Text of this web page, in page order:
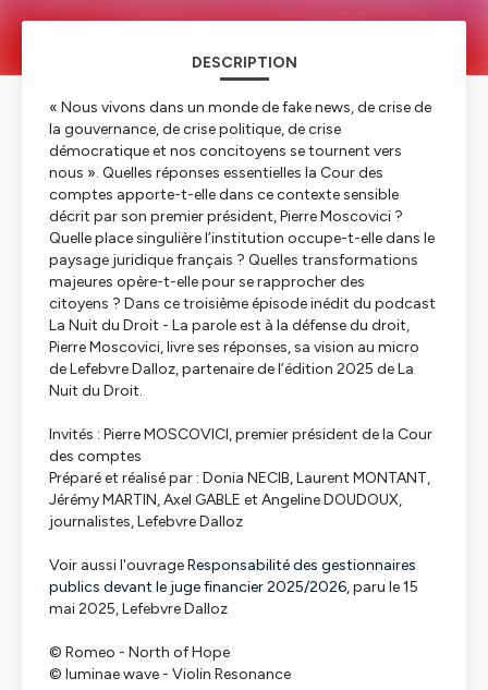
DESCRIPTION
« Nous vivons dans un monde defake news,de crise de
la gouvernance, de crise politique, de crise
démocratique et nos concitoyens se tournent vers
nous ». Quelles réponses essentielles la Cour des
comptes apporte-t-elle dans ce contexte sensible
décrit par son premier président, Pierre Moscovici ?
Quelle place singulière l’institution occupe-t-elle dans le
paysage juridique français ? Quelles transformations
majeures opère-t-elle pour se rapprocher des
citoyens ? Dans ce troisième épisode inédit du podcast
La Nuit du Droit - La parole est à la défense du droit,
Pierre Moscovici, livre ses réponses, sa vision au micro
de Lefebvre Dalloz, partenaire de l’édition 2025 de La
Nuit du Droit.
Invités : Pierre MOSCOVICI, premier président de la Cour
des comptes
Préparé et réalisé par : Donia NECIB, Laurent MONTANT,
Jérémy MARTIN, Axel GABLE et Angeline DOUDOUX,
journalistes, Lefebvre Dalloz
Voir aussi l'ouvrageResponsabilité des gestionnaires
publics devant le juge financier 2025/2026,paru le 15
mai 2025, Lefebvre Dalloz
© Romeo - North of Hope
© luminae wave - Violin Resonance